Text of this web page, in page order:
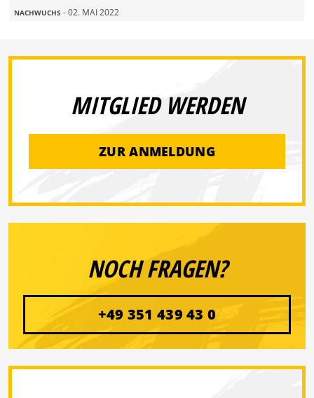
NACHWUCHS - 02. MAI 2022
MITGLIED WERDEN
ZUR ANMELDUNG
NOCH FRAGEN?
+49 351 439 43 0